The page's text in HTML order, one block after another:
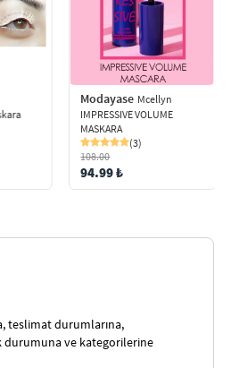
Modayase Mcellyn
IMPRESSIVE VOLUME
MASKARA
(3)
108.00
94.99 ₺
teslimat durumlarına,
durumuna ve kategorilerine